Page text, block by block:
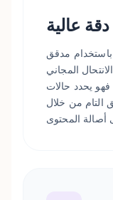
عالية
مدقق
الانتحال المجاني CudekAI، المدعوم بتقنيات الذكاء
فهو يحدد حالات
التام من خلال